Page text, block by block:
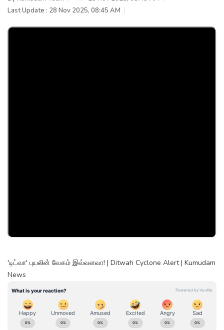
Last Update : 28 Nov 2025, 08:45 AM
'டிட்வா' புயலின் வேகம் இவ்வளவா! | Ditwah Cyclone Alert | Kumudam
News